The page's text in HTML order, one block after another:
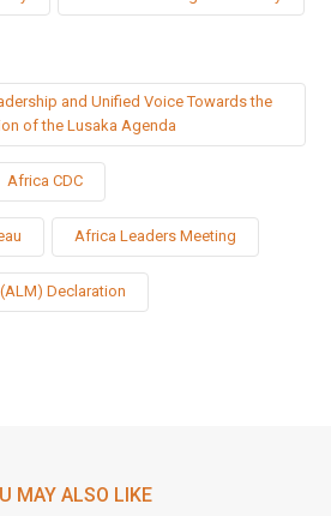
and Unified Voice Towards the
of the Lusaka Agenda
Africa CDC
Africa Leaders Meeting
Declaration
MAY ALSO LIKE